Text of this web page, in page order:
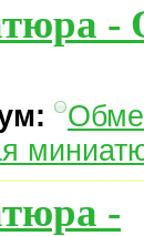
-
-